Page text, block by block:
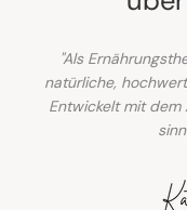
"Als
natürliche,
Entwickelt mit dem